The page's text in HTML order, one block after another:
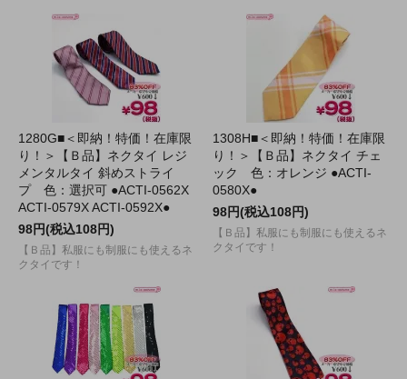
1280G■＜即納！特価！在庫限
り！＞【Ｂ品】ネクタイ レジ
メンタルタイ 斜めストライ
プ 色：選択可 ●ACTI-0562X
ACTI-0579X ACTI-0592X●
98円(税込108円)
【Ｂ品】私服にも制服にも使えるネ
クタイです！
1308H■＜即納！特価！在庫限
り！＞【Ｂ品】ネクタイ チェ
ック 色：オレンジ ●ACTI-
0580X●
98円(税込108円)
【Ｂ品】私服にも制服にも使えるネ
クタイです！